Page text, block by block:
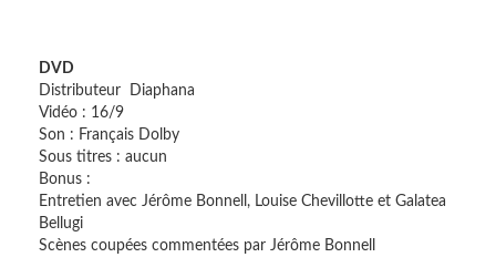
DVD
Distributeur Diaphana
Vidéo : 16/9
Son : Français Dolby
Sous titres : aucun
Bonus :
Entretien avec Jérôme Bonnell, Louise Chevillotte et Galatea
Bellugi
Scènes coupées commentées par Jérôme Bonnell